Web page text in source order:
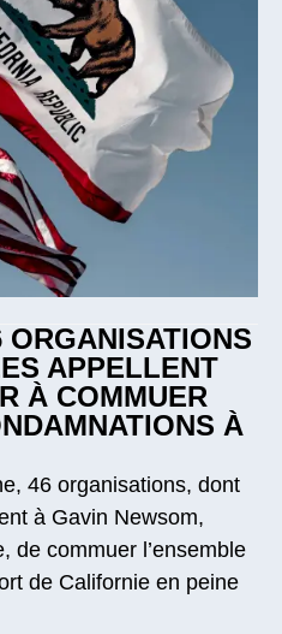
APPELLENT
À COMMUER
À
46 organisations, dont
à Gavin Newsom,
de commuer l’ensemble
de Californie en peine